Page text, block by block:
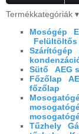
Termékkategóriák ▾
Mosógép
Felültöltős
Szárítógép
Sütő
AEG
Főzőlap
főzőlap
Tűzhely